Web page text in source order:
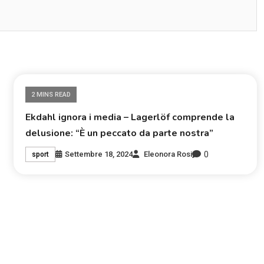
2 MINS READ
Ekdahl ignora i media – Lagerlöf comprende la
delusione: “È un peccato da parte nostra”
sport Settembre 18, 2024 Eleonora Rosi 0